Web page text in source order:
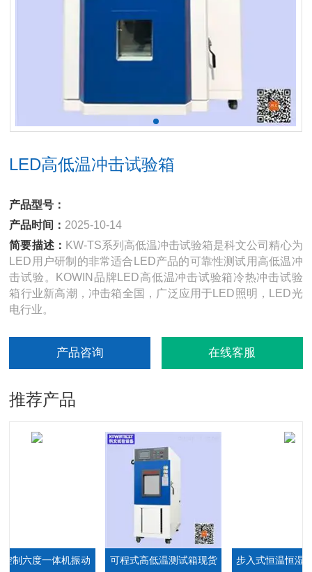
LED高低温冲击试验箱
产品型号：
产品时间： 2025-10-14
简要描述： KW-TS系列高低温冲击试验箱是科文公司精心为
LED用户研制的非常适合LED产品的可靠性测试用高低温冲
击试验。KOWIN品牌LED高低温冲击试验箱冷热冲击试验
箱行业新高潮，冲击箱全国，广泛应用于LED照明，LED光
电行业。
产品咨询 在线客服
推荐产品
六度一体机振动 可程式高低温测试箱现货 步入式恒温恒湿环境